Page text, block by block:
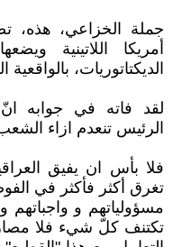
جملة الخزاعي، هذه،
أمريكا اللاتينية
الديكتاتوريات،
لقد فاته في جوابه
الرئيس تنعدم ازاء
فلا بأس ان يفيق
تغرق أكثر فأكثر في
مسؤولياتهم و واجباتهم
تكتنف كلّ شيء فلا